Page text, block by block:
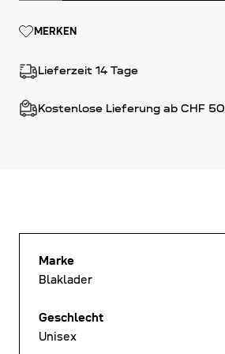
MERKEN
Lieferzeit 14 Tage
Kostenlose Lieferung ab CHF 50
Marke
Blaklader
Geschlecht
Unisex